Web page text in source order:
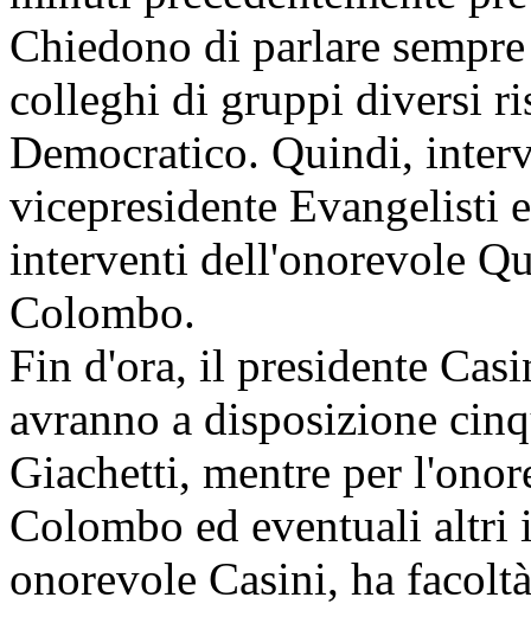
Chiedono di parlare
colleghi di gruppi diversi
Democratico. Quindi,
vicepresidente Evangelisti
interventi dell'onorevole
Colombo.
Fin d'ora, il presidente
avranno a disposizione
Giachetti, mentre per
Colombo ed eventuali altri
onorevole Casini, ha